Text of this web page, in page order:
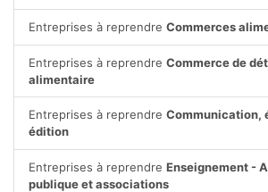
Entreprises à reprendreCommerces
Entreprises à reprendreCommerce de
alimentaire
Entreprises à reprendreCommunication,
édition
Entreprises à reprendreEnseignement -
publique et associations